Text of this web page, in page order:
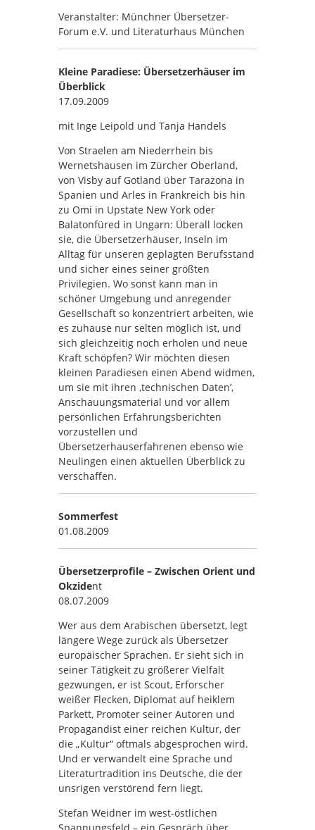
Veranstalter: Münchner Übersetzer-
Forum e.V. und Literaturhaus München
Kleine Paradiese: Übersetzerhäuser im
Überblick
17.09.2009
mit Inge Leipold und Tanja Handels
Von Straelen am Niederrhein bis
Wernetshausen im Zürcher Oberland,
von Visby auf Gotland über Tarazona in
Spanien und Arles in Frankreich bis hin
zu Omi in Upstate New York oder
Balatonfüred in Ungarn: Überall locken
sie, die Übersetzerhäuser, Inseln im
Alltag für unseren geplagten Berufsstand
und sicher eines seiner größten
Privilegien. Wo sonst kann man in
schöner Umgebung und anregender
Gesellschaft so konzentriert arbeiten, wie
es zuhause nur selten möglich ist, und
sich gleichzeitig noch erholen und neue
Kraft schöpfen? Wir möchten diesen
kleinen Paradiesen einen Abend widmen,
um sie mit ihren ‚technischen Daten’,
Anschauungsmaterial und vor allem
persönlichen Erfahrungsberichten
vorzustellen und
Übersetzerhauserfahrenen ebenso wie
Neulingen einen aktuellen Überblick zu
verschaffen.
Sommerfest
01.08.2009
Übersetzerprofile – Zwischen Orient und
Okzident
08.07.2009
Wer aus dem Arabischen übersetzt, legt
längere Wege zurück als Übersetzer
europäischer Sprachen. Er sieht sich in
seiner Tätigkeit zu größerer Vielfalt
gezwungen, er ist Scout, Erforscher
weißer Flecken, Diplomat auf heiklem
Parkett, Promoter seiner Autoren und
Propagandist einer reichen Kultur, der
die „Kultur“ oftmals abgesprochen wird.
Und er verwandelt eine Sprache und
Literaturtradition ins Deutsche, die der
unsrigen verstörend fern liegt.
Stefan Weidner im west-östlichen